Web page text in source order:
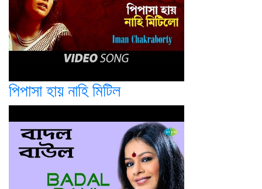
পিপাসা হায় নাহি মিটিল